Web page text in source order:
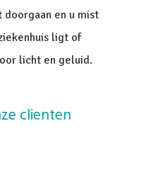
en u mist
ligt of
licht en geluid.
clienten